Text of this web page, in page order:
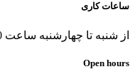
ساعات کاری
از شنبه تا چهارشنبه ساعت 8/30 تا 17
Open hours